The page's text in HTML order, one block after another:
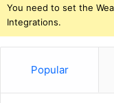
You need to set the
Integrations.
Popular